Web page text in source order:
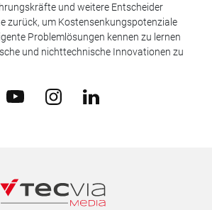
und weitere Entscheider
zurück, um Kostensenkungspotenziale
Problemlösungen kennen zu lernen
und nichttechnische Innovationen zu